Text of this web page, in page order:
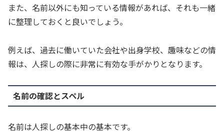
また、名前以外にも知っている情報があれば、それも一緒
に整理しておくと良いでしょう。
例えば、過去に働いていた会社や出身学校、趣味などの情
報は、人探しの際に非常に有効な手がかりとなります。
名前の確認とスペル
名前は人探しの基本中の基本です。